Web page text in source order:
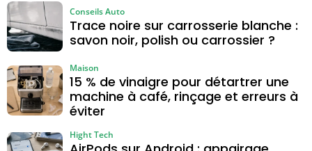
Trace noire sur carrosserie blanche :
savon noir, polish ou carrossier ?
Conseils Auto
15 % de vinaigre pour détartrer une
machine à café, rinçage et erreurs à
éviter
Maison
Hight Tech